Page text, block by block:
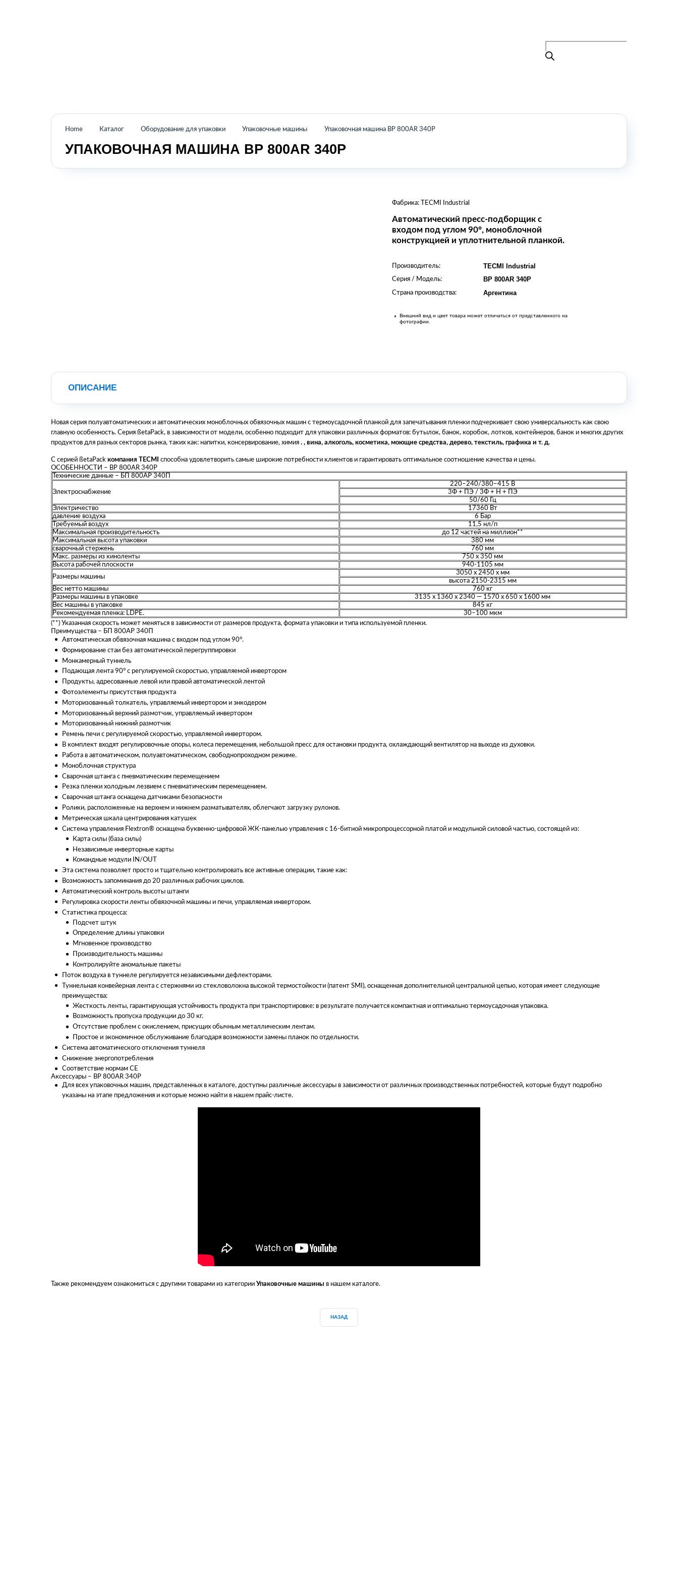
Поиск
товаров
Каталог
Оборудование для пищевой
промышленности
сварки
Home Каталог Оборудование для упаковки Упаковочные машины Упаковочная машина BP 800AR 340P
УПАКОВОЧНАЯ МАШИНА BP 800AR 340P
Фабрика: TECMI Industrial
Автоматический пресс-подборщик с
входом под углом 90°, моноблочной
конструкцией и уплотнительной планкой.
Производитель: TECMI Industrial
Серия / Модель: BP 800AR 340P
Страна производства: Аргентина
Внешний вид и цвет товара может отличаться от представленного на
фотографии.
ОПИСАНИЕ
Новая серия полуавтоматических и автоматических моноблочных обвязочных машин с термоусадочной планкой для запечатывания пленки подчеркивает свою универсальность как свою
главную особенность. Серия ßetaPack, в зависимости от модели, особенно подходит для упаковки различных форматов: бутылок, банок, коробок, лотков, контейнеров, банок и многих других
продуктов для разных секторов рынка, таких как: напитки, консервирование, химия . , вина, алкоголь, косметика, моющие средства, дерево, текстиль, графика и т. д.
С серией ßetaPack компания TECMI
способна удовлетворить самые широкие потребности клиентов и гарантировать оптимальное соотношение качества и цены.
ОСОБЕННОСТИ – BP 800AR 340P
Технические данные – БП 800АР 340П
Электроснабжение
220–240/380–415 В
3Ф + ПЭ / 3Ф + Н + ПЭ
50/60 Гц
Электричество
17360 Вт
давление воздуха
6 Бар
Требуемый воздух
11,5 нл/п
Максимальная производительность
до 12 частей на миллион**
Максимальная высота упаковки
380 мм
сварочный стержень
760 мм
Макс. размеры из киноленты
750 х 350 мм
Высота рабочей плоскости
940-1105 мм
Размеры машины
3050 х 2450 х мм
высота 2150-2315 мм
Вес нетто машины
760 кг
Размеры машины в упаковке
3135 х 1360 х 2340 — 1570 х 650 х 1600 мм
Вес машины в упаковке
845 кг
Рекомендуемая пленка: LDPE.
30–100 мкм
(**) Указанная скорость может меняться в зависимости от размеров продукта, формата упаковки и типа используемой пленки.
Преимущества – БП 800АР 340П
Автоматическая обвязочная машина с входом под углом 90°.
Формирование стаи без автоматической перегруппировки
Монкамерный туннель
Подающая лента 90° с регулируемой скоростью, управляемой инвертором
Продукты, адресованные левой или правой автоматической лентой
Фотоэлементы присутствия продукта
Моторизованный толкатель, управляемый инвертором и энкодером
Моторизованный верхний размотчик, управляемый инвертором
Моторизованный нижний размотчик
Ремень печи с регулируемой скоростью, управляемой инвертором.
В комплект входят регулировочные опоры, колеса перемещения, небольшой пресс для остановки продукта, охлаждающий вентилятор на выходе из духовки.
Работа в автоматическом, полуавтоматическом, свободнопроходном режиме.
Моноблочная структура
Сварочная штанга с пневматическим перемещением
Резка пленки холодным лезвием с пневматическим перемещением.
Сварочная штанга оснащена датчиками безопасности
Ролики, расположенные на верхнем и нижнем разматывателях, облегчают загрузку рулонов.
Метрическая шкала центрирования катушек
Система управления Flextron® оснащена буквенно-цифровой ЖК-панелью управления с 16-битной микропроцессорной платой и модульной силовой частью, состоящей из:
Карта силы (база силы)
Независимые инверторные карты
Командные модули IN/OUT
Эта система позволяет просто и тщательно контролировать все активные операции, такие как:
Возможность запоминания до 20 различных рабочих циклов.
Автоматический контроль высоты штанги
Регулировка скорости ленты обвязочной машины и печи, управляемая инвертором.
Статистика процесса:
Подсчет штук
Определение длины упаковки
Мгновенное производство
Производительность машины
Контролируйте аномальные пакеты
Поток воздуха в туннеле регулируется независимыми дефлекторами.
Туннельная конвейерная лента с стержнями из стекловолокна высокой термостойкости (патент SMI), оснащенная дополнительной центральной цепью, которая имеет следующие
преимущества:
Жесткость ленты, гарантирующая устойчивость продукта при транспортировке: в результате получается компактная и оптимально термоусадочная упаковка.
Возможность пропуска продукции до 30 кг.
Отсутствие проблем с окислением, присущих обычным металлическим лентам.
Простое и экономичное обслуживание благодаря возможности замены планок по отдельности.
Система автоматического отключения туннеля
Снижение энергопотребления
Соответствие нормам CE
Аксессуары – BP 800AR 340P
Для всех упаковочных машин, представленных в каталоге, доступны различные аксессуары в зависимости от различных производственных потребностей, которые будут подробно
указаны на этапе предложения и которые можно найти в нашем прайс-листе.
Также рекомендуем ознакомиться с другими товарами из категории Упаковочные машины в нашем каталоге.
НАЗАД